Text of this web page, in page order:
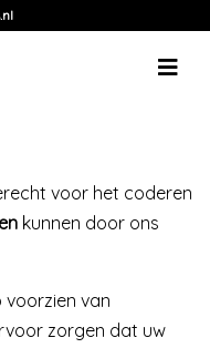
voor het coderen
kunnen door ons
van
zorgen dat uw